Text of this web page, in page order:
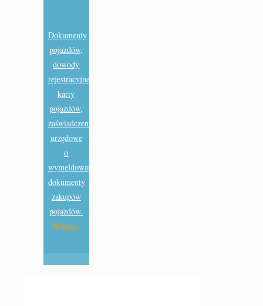
Dokumenty
pojazdów,
dowody
rejestracyjne,
karty
pojazdów,
zaświadczenia
urzędowe
o
wymeldowaniu,
dokumenty
zakupów
pojazdów.
Więcej..